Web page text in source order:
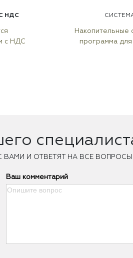
НДС
с НДС
Накопительные
программа
ВАМИ И ОТВЕТЯТ НА ВСЕ ВОПРОСЫ
Ваш комментарий